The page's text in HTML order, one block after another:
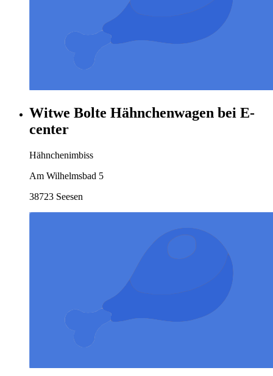
Witwe Bolte Hähnchenwagen bei E-
center
Hähnchenimbiss
Am Wilhelmsbad 5
38723 Seesen